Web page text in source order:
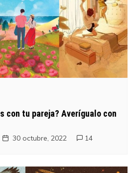
con tu pareja? Averígualo con
30 octubre, 2022 14